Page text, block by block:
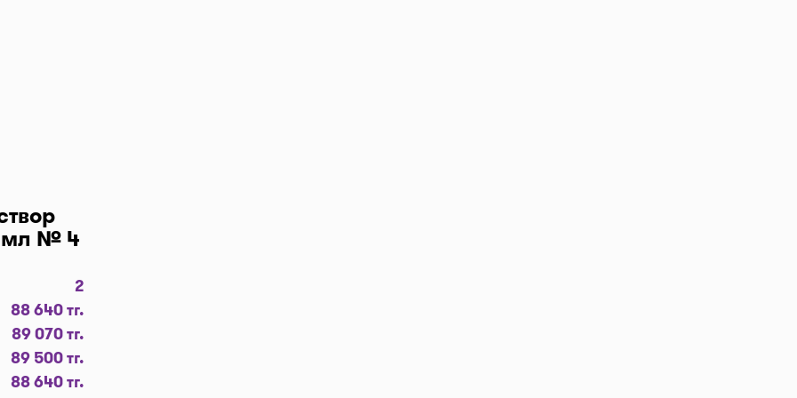
тг.
аптеки
10
мл № 4
2
88 640 тг.
89 070 тг.
89 500 тг.
88 640 тг.